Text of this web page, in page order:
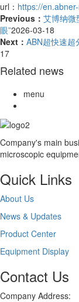
url： https://
Previous： 艾博纳微
眼”2026-03-18
Next： ABN超快速超
17
Related news
menu
Company's main
microscopic
Quick Links
About Us
News & Updates
Product Center
Equipment Display
Contact Us
Company Address: